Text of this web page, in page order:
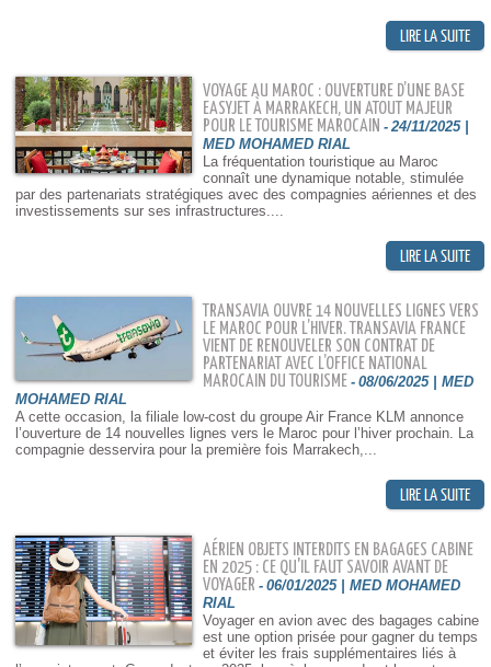
VOYAGE AU MAROC : OUVERTURE D’UNE BASE
EASYJET À MARRAKECH, UN ATOUT MAJEUR
POUR LE TOURISME MAROCAIN - 24/11/2025 |
MED MOHAMED RIAL
La fréquentation touristique au Maroc
connaît une dynamique notable, stimulée
par des partenariats stratégiques avec des compagnies aériennes et des
investissements sur ses infrastructures....
TRANSAVIA OUVRE 14 NOUVELLES LIGNES VERS
LE MAROC POUR L’HIVER. TRANSAVIA FRANCE
VIENT DE RENOUVELER SON CONTRAT DE
PARTENARIAT AVEC L’OFFICE NATIONAL
MAROCAIN DU TOURISME - 08/06/2025 | MED
MOHAMED RIAL
A cette occasion, la filiale low-cost du groupe Air France KLM annonce
l’ouverture de 14 nouvelles lignes vers le Maroc pour l’hiver prochain. La
compagnie desservira pour la première fois Marrakech,...
AÉRIEN OBJETS INTERDITS EN BAGAGES CABINE
EN 2025 : CE QU'IL FAUT SAVOIR AVANT DE
VOYAGER - 06/01/2025 | MED MOHAMED
RIAL
Voyager en avion avec des bagages cabine
est une option prisée pour gagner du temps
et éviter les frais supplémentaires liés à